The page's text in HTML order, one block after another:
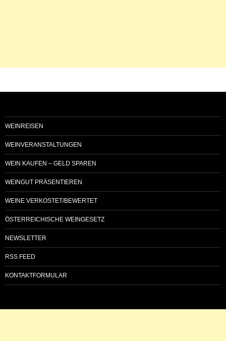
WEINREISEN
WEINVERANSTALTUNGEN
WEIN KAUFEN – GELD SPAREN
WEINGUT PRÄSENTIEREN
WEINE VERKOSTET/BEWERTET
ÖSTERREICHISCHE WEINGESETZ
NEWSLETTER
RSS FEED
KONTAKTFORMULAR